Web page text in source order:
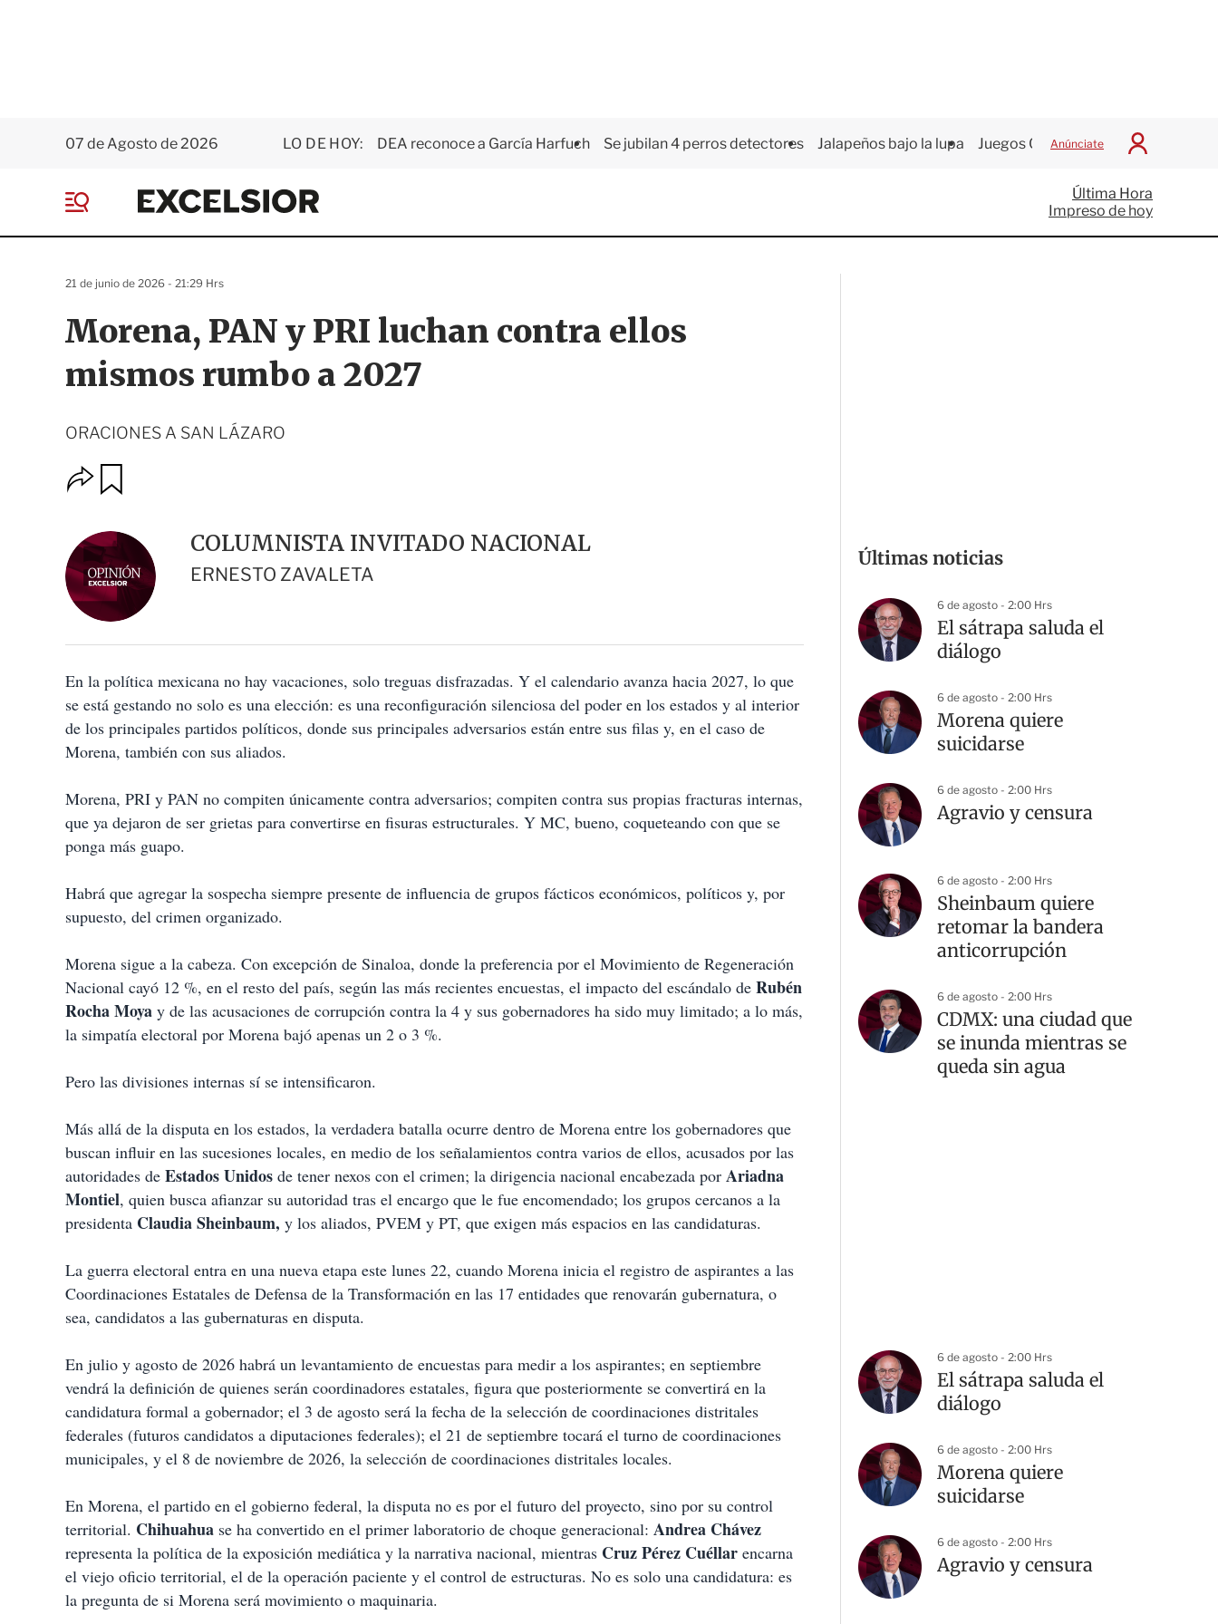
07 de Agosto de 2026 LO DE HOY: DEA reconoce a García Harfuch Se jubilan 4 perros detectores Jalapeños bajo la lupa Juegos Centroamericanos
Anúnciate
I
c
i
a
E
x
e
r
e
Última Hora
Impreso de hoy
Morena, PAN y PRI luchan contra ellos
mismos rumbo a 2027
ORACIONES A SAN LÁZARO
21 de junio de 2026 - 21:29 Hrs
O
p
o
n
e
s
e
c
m
a
r
t
d
r
COLUMNISTA INVITADO NACIONAL
ERNESTO ZAVALETA
En la política mexicana no hay vacaciones, solo treguas disfrazadas. Y el calendario avanza hacia 2027, lo que
se está gestando no solo es una elección: es una reconfiguración silenciosa del poder en los estados y al interior
de los principales partidos políticos, donde sus principales adversarios están entre sus filas y, en el caso de
Morena, también con sus aliados.
Morena, PRI y PAN no compiten únicamente contra adversarios; compiten contra sus propias fracturas internas,
que ya dejaron de ser grietas para convertirse en fisuras estructurales. Y MC, bueno, coqueteando con que se
ponga más guapo.
Habrá que agregar la sospecha siempre presente de influencia de grupos fácticos económicos, políticos y, por
supuesto, del crimen organizado.
Morena sigue a la cabeza. Con excepción de Sinaloa, donde la preferencia por el Movimiento de Regeneración
Nacional cayó 12 %, en el resto del país, según las más recientes encuestas, el impacto del escándalo de Rubén
Rocha Moya y de las acusaciones de corrupción contra la 4 y sus gobernadores ha sido muy limitado; a lo más,
la simpatía electoral por Morena bajó apenas un 2 o 3 %.
Pero las divisiones internas sí se intensificaron.
Más allá de la disputa en los estados, la verdadera batalla ocurre dentro de Morena entre los gobernadores que
buscan influir en las sucesiones locales, en medio de los señalamientos contra varios de ellos, acusados por las
autoridades de Estados Unidos de tener nexos con el crimen; la dirigencia nacional encabezada por Ariadna
Montiel, quien busca afianzar su autoridad tras el encargo que le fue encomendado; los grupos cercanos a la
presidenta Claudia Sheinbaum, y los aliados, PVEM y PT, que exigen más espacios en las candidaturas.
La guerra electoral entra en una nueva etapa este lunes 22, cuando Morena inicia el registro de aspirantes a las
Coordinaciones Estatales de Defensa de la Transformación en las 17 entidades que renovarán gubernatura, o
sea, candidatos a las gubernaturas en disputa.
En julio y agosto de 2026 habrá un levantamiento de encuestas para medir a los aspirantes; en septiembre
vendrá la definición de quienes serán coordinadores estatales, figura que posteriormente se convertirá en la
candidatura formal a gobernador; el 3 de agosto será la fecha de la selección de coordinaciones distritales
federales (futuros candidatos a diputaciones federales); el 21 de septiembre tocará el turno de coordinaciones
municipales, y el 8 de noviembre de 2026, la selección de coordinaciones distritales locales.
En Morena, el partido en el gobierno federal, la disputa no es por el futuro del proyecto, sino por su control
territorial. Chihuahua se ha convertido en el primer laboratorio de choque generacional: Andrea Chávez
representa la política de la exposición mediática y la narrativa nacional, mientras Cruz Pérez Cuéllar encarna
el viejo oficio territorial, el de la operación paciente y el control de estructuras. No es solo una candidatura: es
la pregunta de si Morena será movimiento o maquinaria.
Últimas noticias
6 de agosto - 2:00 Hrs
El sátrapa saluda el
diálogo
6 de agosto - 2:00 Hrs
Morena quiere
suicidarse
6 de agosto - 2:00 Hrs
Agravio y censura
6 de agosto - 2:00 Hrs
Sheinbaum quiere
retomar la bandera
anticorrupción
6 de agosto - 2:00 Hrs
CDMX: una ciudad que
se inunda mientras se
queda sin agua
6 de agosto - 2:00 Hrs
El sátrapa saluda el
diálogo
6 de agosto - 2:00 Hrs
Morena quiere
suicidarse
6 de agosto - 2:00 Hrs
Agravio y censura